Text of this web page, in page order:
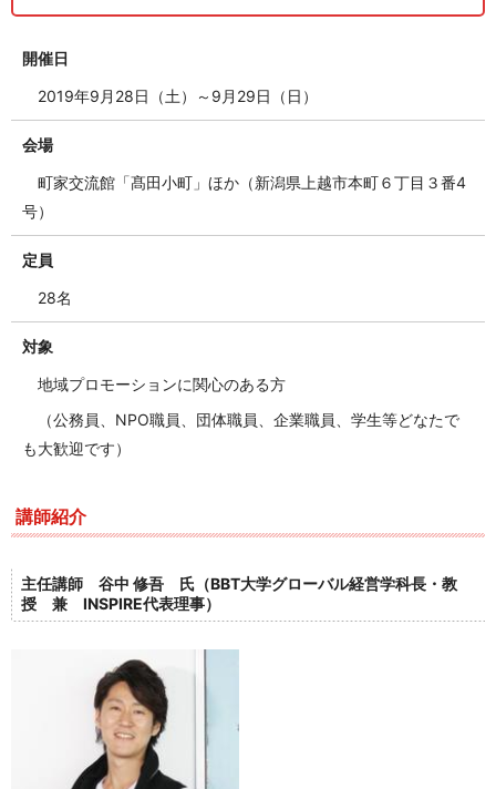
開催日
2019年9月28日（土）～9月29日（日）
会場
町家交流館「髙田小町」ほか（新潟県上越市本町６丁目３番4
号）
定員
28名
対象
地域プロモーションに関心のある方
（公務員、NPO職員、団体職員、企業職員、学生等どなたで
も大歓迎です）
講師紹介
主任講師 谷中 修吾 氏（BBT大学グローバル経営学科長・教
授 兼 INSPIRE代表理事）